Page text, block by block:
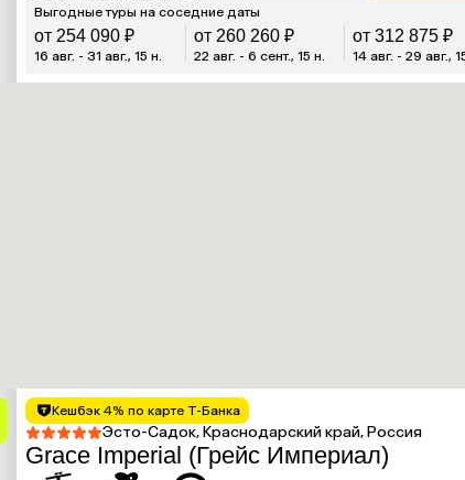
Выгодные туры на соседние даты
от 254 090 ₽
16 авг. - 31 авг., 15 н.
от 260 260 ₽
22 авг. - 6 сент., 15 н.
от 312 875 ₽
14 авг. - 29 авг.,
Кешбэк 4% по карте Т-Банка
Эсто-Садок, Краснодарский край, Россия
Grace Imperial (Грейс Империал)